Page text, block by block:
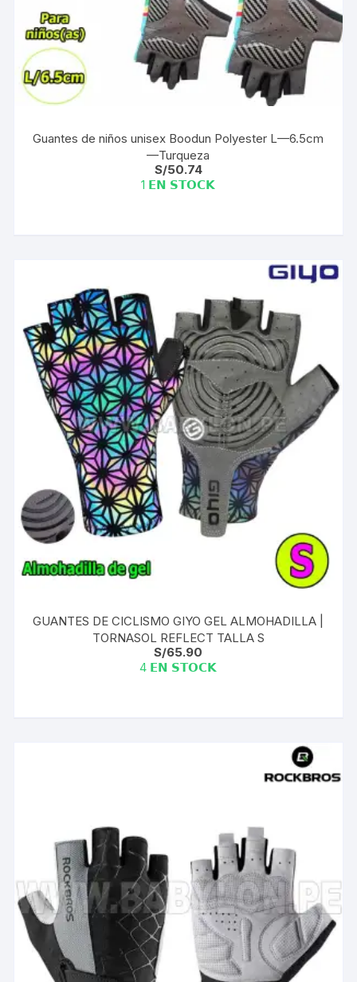
Guantes de niños unisex Boodun Polyester L—6.5cm
—Turqueza
S/50.74
1 𝗘𝗡 𝗦𝗧𝗢𝗖𝗞
GUANTES DE CICLISMO GIYO GEL ALMOHADILLA |
TORNASOL REFLECT TALLA S
S/65.90
4 𝗘𝗡 𝗦𝗧𝗢𝗖𝗞